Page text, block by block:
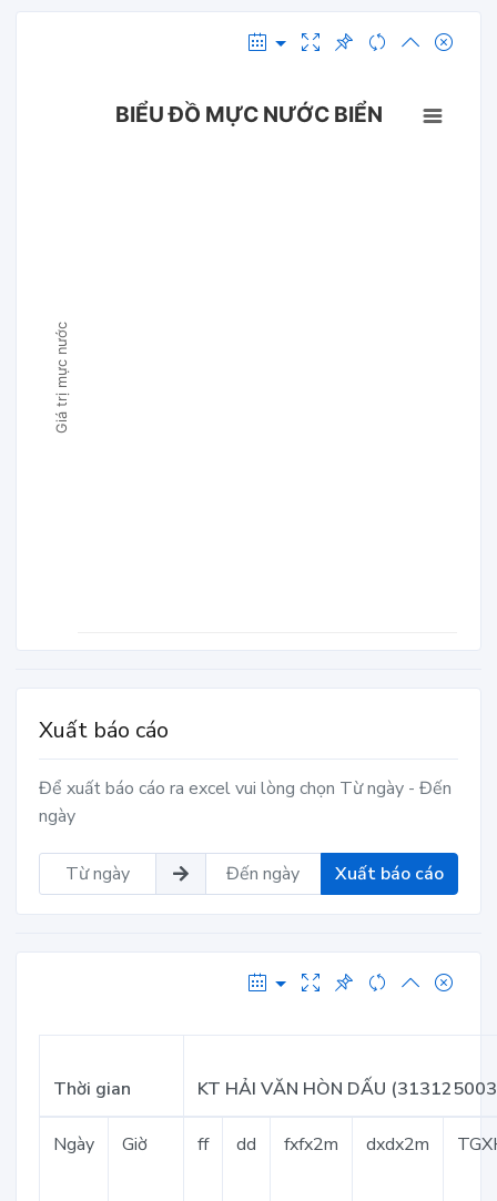
Giá trị mực nước
BIỂU ĐỒ MỰC NƯỚC BIỂN
Xuất báo cáo
Để xuất báo cáo ra excel vui lòng chọn Từ ngày - Đến
ngày
Xuất báo cáo
Thời gian KT HẢI VĂN HÒN DẤU
Ngày Giờ ff dd fxfx2m dxdx2m